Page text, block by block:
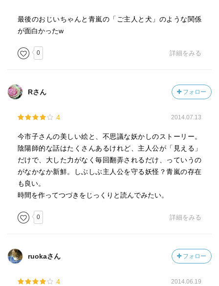
最後のおじいちゃんと青嵐の「ご主人と犬」のような関係
が面白かったw
0 詳細をみる
Rさん フォロー
4 2014.07.13
今市子さんの美しい絵と、不思議な妖かしのストーリー。
陰陽師的な話はたくさんあるけれど、主人公が「見える」
だけで、大した力がなく毎回翻弄されるだけ、っていうの
がなかなか新鮮。しぶしぶ主人公を守る妖怪？青嵐の存在
も良い。
時間を作ってつづきをじっくりと読んでみたい。
0 詳細をみる
ruokaさん フォロー
4 2014.06.19